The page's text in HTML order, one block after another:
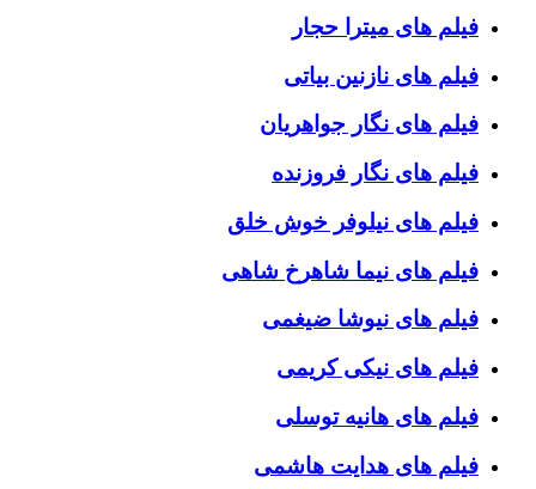
فیلم های میترا حجار
فیلم های نازنین بیاتی
فیلم های نگار جواهریان
فیلم های نگار فروزنده
فیلم های نیلوفر خوش خلق
فیلم های نیما شاهرخ شاهی
فیلم های نیوشا ضیغمی
فیلم های نیکی کریمی
فیلم های هانیه توسلی
فیلم های هدایت هاشمی